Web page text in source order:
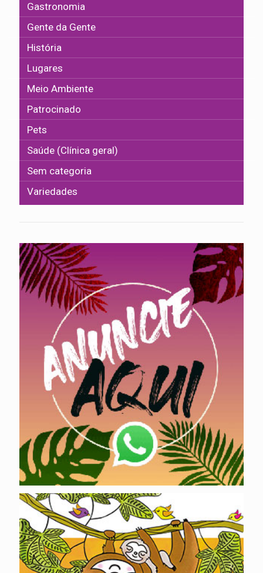
Gastronomia
Gente da Gente
História
Lugares
Meio Ambiente
Patrocinado
Pets
Saúde (Clínica geral)
Sem categoria
Variedades